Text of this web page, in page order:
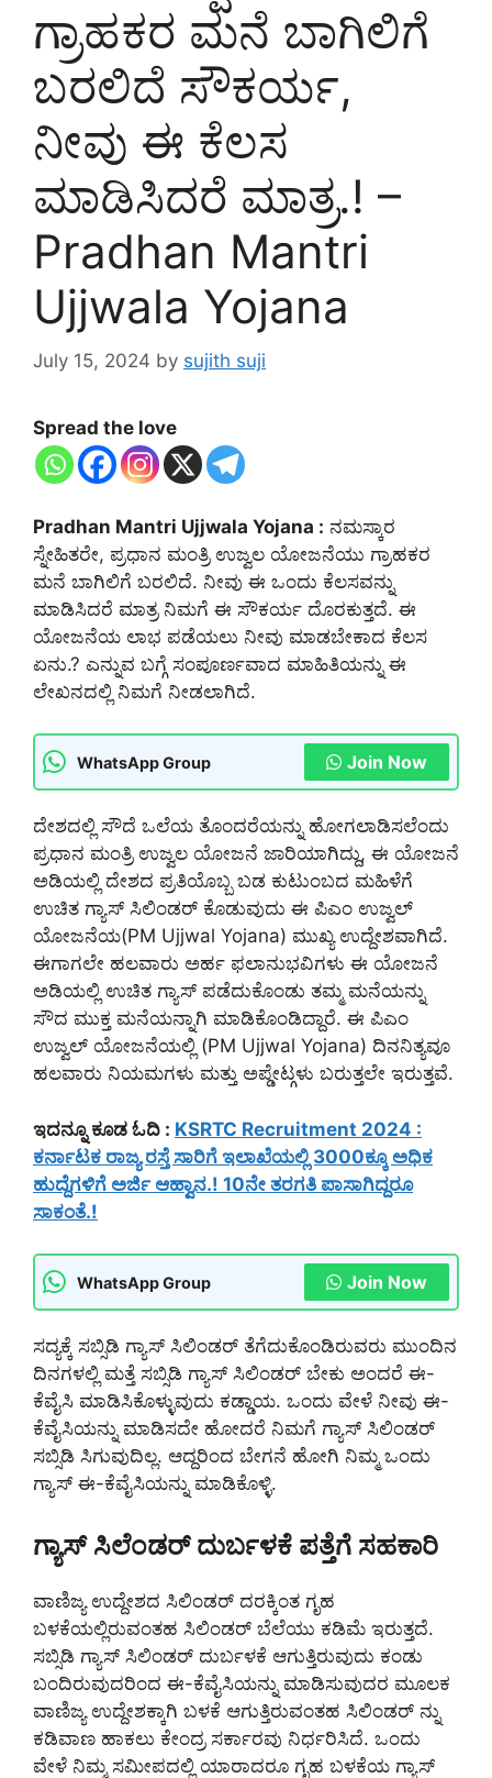
ಗ್ರಾಹಕರ ಮನೆ ಬಾಗಿಲಿಗೆ
ಬರಲಿದೆ ಸೌಕರ್ಯ,
ನೀವು ಈ ಕೆಲಸ
ಮಾಡಿಸಿದರೆ ಮಾತ್ರ.! –
Pradhan Mantri
Ujjwala Yojana
July 15, 2024 by sujith suji
Spread the love
Pradhan Mantri Ujjwala Yojana : ನಮಸ್ಕಾರ
ಸ್ನೇಹಿತರೇ, ಪ್ರಧಾನ ಮಂತ್ರಿ ಉಜ್ವಲ ಯೋಜನೆಯು ಗ್ರಾಹಕರ
ಮನೆ ಬಾಗಿಲಿಗೆ ಬರಲಿದೆ. ನೀವು ಈ ಒಂದು ಕೆಲಸವನ್ನು
ಮಾಡಿಸಿದರೆ ಮಾತ್ರ ನಿಮಗೆ ಈ ಸೌಕರ್ಯ ದೊರಕುತ್ತದೆ. ಈ
ಯೋಜನೆಯ ಲಾಭ ಪಡೆಯಲು ನೀವು ಮಾಡಬೇಕಾದ ಕೆಲಸ
ಏನು.? ಎನ್ನುವ ಬಗ್ಗೆ ಸಂಪೂರ್ಣವಾದ ಮಾಹಿತಿಯನ್ನು ಈ
ಲೇಖನದಲ್ಲಿ ನಿಮಗೆ ನೀಡಲಾಗಿದೆ.
WhatsApp Group Join Now
ದೇಶದಲ್ಲಿ ಸೌದೆ ಒಲೆಯ ತೊಂದರೆಯನ್ನು ಹೋಗಲಾಡಿಸಲೆಂದು
ಪ್ರಧಾನ ಮಂತ್ರಿ ಉಜ್ವಲ ಯೋಜನೆ ಜಾರಿಯಾಗಿದ್ದು, ಈ ಯೋಜನೆ
ಅಡಿಯಲ್ಲಿ ದೇಶದ ಪ್ರತಿಯೊಬ್ಬ ಬಡ ಕುಟುಂಬದ ಮಹಿಳೆಗೆ
ಉಚಿತ ಗ್ಯಾಸ್ ಸಿಲಿಂಡರ್ ಕೊಡುವುದು ಈ ಪಿಎಂ ಉಜ್ವಲ್
ಯೋಜನೆಯ(PM Ujjwal Yojana) ಮುಖ್ಯ ಉದ್ದೇಶವಾಗಿದೆ.
ಈಗಾಗಲೇ ಹಲವಾರು ಅರ್ಹ ಫಲಾನುಭವಿಗಳು ಈ ಯೋಜನೆ
ಅಡಿಯಲ್ಲಿ ಉಚಿತ ಗ್ಯಾಸ್ ಪಡೆದುಕೊಂಡು ತಮ್ಮ ಮನೆಯನ್ನು
ಸೌದ ಮುಕ್ತ ಮನೆಯನ್ನಾಗಿ ಮಾಡಿಕೊಂಡಿದ್ದಾರೆ. ಈ ಪಿಎಂ
ಉಜ್ವಲ್ ಯೋಜನೆಯಲ್ಲಿ (PM Ujjwal Yojana) ದಿನನಿತ್ಯವೂ
ಹಲವಾರು ನಿಯಮಗಳು ಮತ್ತು ಅಪ್ಡೇಟ್ಗಳು ಬರುತ್ತಲೇ ಇರುತ್ತವೆ.
ಇದನ್ನೂ ಕೂಡ ಓದಿ : KSRTC Recruitment 2024 :
ಕರ್ನಾಟಕ ರಾಜ್ಯ ರಸ್ತೆ ಸಾರಿಗೆ ಇಲಾಖೆಯಲ್ಲಿ 3000ಕ್ಕೂ ಅಧಿಕ
ಹುದ್ದೆಗಳಿಗೆ ಅರ್ಜಿ ಆಹ್ವಾನ.! 10ನೇ ತರಗತಿ ಪಾಸಾಗಿದ್ದರೂ
ಸಾಕಂತೆ.!
WhatsApp Group Join Now
ಸದ್ಯಕ್ಕೆ ಸಬ್ಸಿಡಿ ಗ್ಯಾಸ್ ಸಿಲಿಂಡರ್ ತೆಗೆದುಕೊಂಡಿರುವರು ಮುಂದಿನ
ದಿನಗಳಲ್ಲಿ ಮತ್ತೆ ಸಬ್ಸಿಡಿ ಗ್ಯಾಸ್ ಸಿಲಿಂಡರ್ ಬೇಕು ಅಂದರೆ ಈ-
ಕೆವೈಸಿ ಮಾಡಿಸಿಕೊಳ್ಳುವುದು ಕಡ್ಡಾಯ. ಒಂದು ವೇಳೆ ನೀವು ಈ-
ಕೆವೈಸಿಯನ್ನು ಮಾಡಿಸದೇ ಹೋದರೆ ನಿಮಗೆ ಗ್ಯಾಸ್ ಸಿಲಿಂಡರ್
ಸಬ್ಸಿಡಿ ಸಿಗುವುದಿಲ್ಲ. ಆದ್ದರಿಂದ ಬೇಗನೆ ಹೋಗಿ ನಿಮ್ಮ ಒಂದು
ಗ್ಯಾಸ್ ಈ-ಕೆವೈಸಿಯನ್ನು ಮಾಡಿಕೊಳ್ಳಿ.
ಗ್ಯಾಸ್ ಸಿಲೆಂಡರ್ ದುರ್ಬಳಕೆ ಪತ್ತೆಗೆ ಸಹಕಾರಿ
ವಾಣಿಜ್ಯ ಉದ್ದೇಶದ ಸಿಲಿಂಡರ್ ದರಕ್ಕಿಂತ ಗೃಹ
ಬಳಕೆಯಲ್ಲಿರುವಂತಹ ಸಿಲಿಂಡರ್ ಬೆಲೆಯು ಕಡಿಮೆ ಇರುತ್ತದೆ.
ಸಬ್ಸಿಡಿ ಗ್ಯಾಸ್ ಸಿಲಿಂಡರ್ ದುರ್ಬಳಕೆ ಆಗುತ್ತಿರುವುದು ಕಂಡು
ಬಂದಿರುವುದರಿಂದ ಈ-ಕೆವೈಸಿಯನ್ನು ಮಾಡಿಸುವುದರ ಮೂಲಕ
ವಾಣಿಜ್ಯ ಉದ್ದೇಶಕ್ಕಾಗಿ ಬಳಕೆ ಆಗುತ್ತಿರುವಂತಹ ಸಿಲಿಂಡರ್ ನ್ನು
ಕಡಿವಾಣ ಹಾಕಲು ಕೇಂದ್ರ ಸರ್ಕಾರವು ನಿರ್ಧರಿಸಿದೆ. ಒಂದು
ವೇಳೆ ನಿಮ್ಮ ಸಮೀಪದಲ್ಲಿ ಯಾರಾದರೂ ಗೃಹ ಬಳಕೆಯ ಗ್ಯಾಸ್